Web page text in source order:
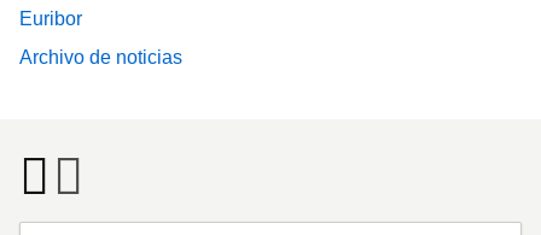
Euribor
Archivo de noticias